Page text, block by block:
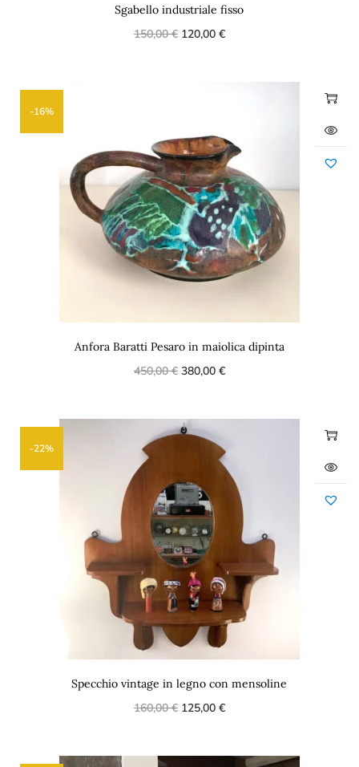
Sgabello industriale fisso
150,00€ 120,00 €
-16%
Anfora Baratti Pesaro in maiolica dipinta
450,00€ 380,00 €
-22%
Specchio vintage in legno con mensoline
160,00€ 125,00 €